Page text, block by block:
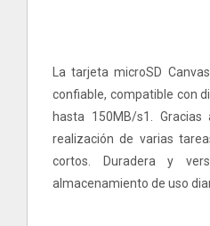
La tarjeta microSD
confiable, compatible con
hasta 150MB/s1.
realización de varias
cortos. Duradera y
almacenamiento de uso